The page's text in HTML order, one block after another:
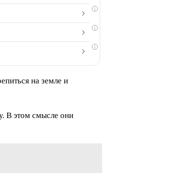
i
i
i
на земле и
В этом смысле они